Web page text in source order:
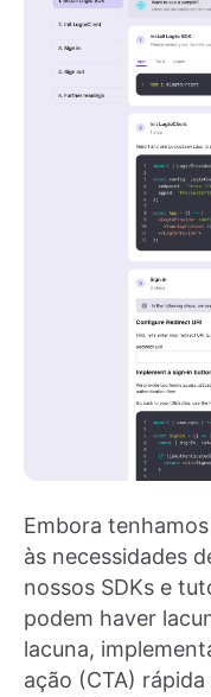
Embora
às necessidades
nossos SDKs e
podem haver
lacuna,
ação (CTA)